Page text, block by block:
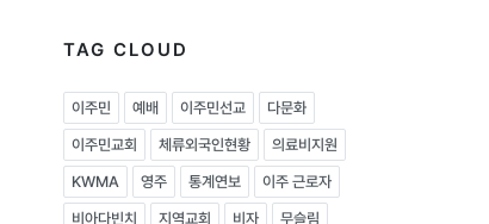
TAG CLOUD
이주민 예배 이주민선교 다문화
이주민교회 체류외국인현황 의료비지원
KWMA 영주 통계연보 이주 근로자
비아다빈치 지역교회 비자 무슬림